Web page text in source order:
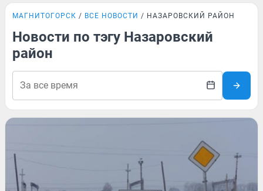
МАГНИТОГОРСК ВСЕ НОВОСТИ НАЗАРОВСКИЙ РАЙОН
Новости по тэгу Назаровский
район